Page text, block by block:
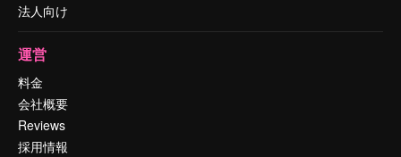
法人向け
運営
料金
会社概要
Reviews
採用情報